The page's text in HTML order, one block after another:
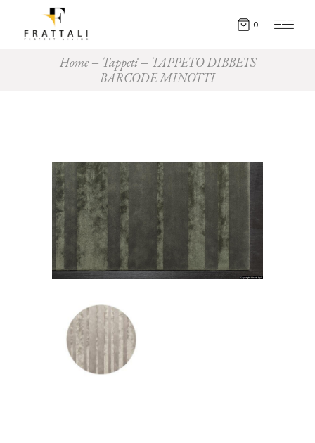
0
Home Tappeti
TAPPETO DIBBETS
BARCODE MINOTTI